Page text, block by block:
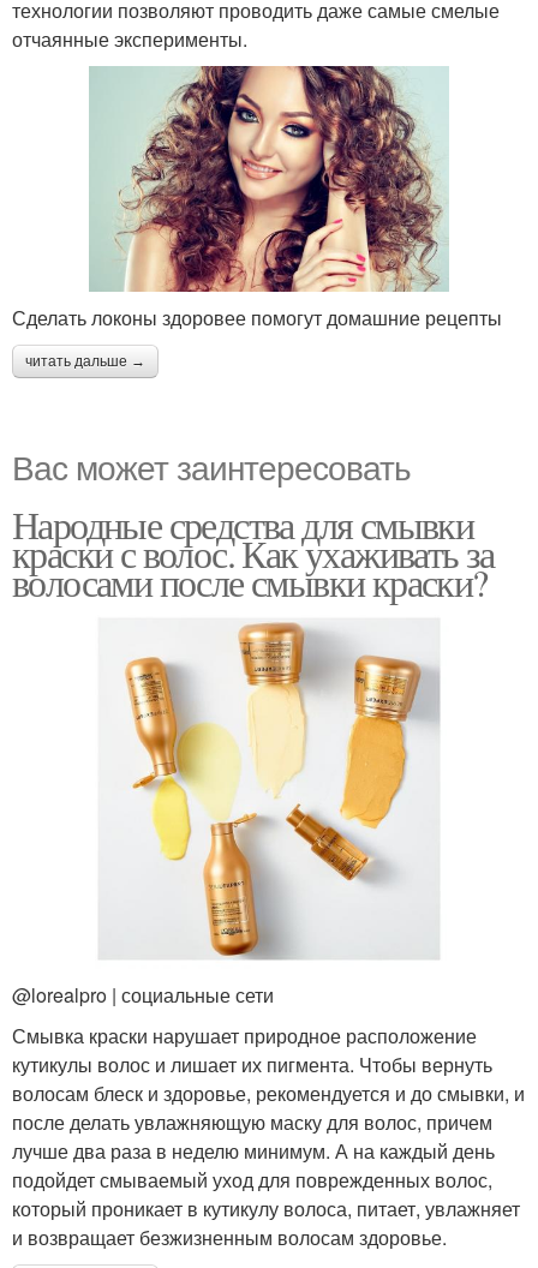
технологии позволяют проводить даже самые смелые
отчаянные эксперименты.
Сделать локоны здоровее помогут домашние рецепты
читать дальше →
Вас может заинтересовать
Народные средства для смывки
краски с волос. Как ухаживать за
волосами после смывки краски?
@lorealpro | социальные сети
Смывка краски нарушает природное расположение
кутикулы волос и лишает их пигмента. Чтобы вернуть
волосам блеск и здоровье, рекомендуется и до смывки, и
после делать увлажняющую маску для волос, причем
лучше два раза в неделю минимум. А на каждый день
подойдет смываемый уход для поврежденных волос,
который проникает в кутикулу волоса, питает, увлажняет
и возвращает безжизненным волосам здоровье.